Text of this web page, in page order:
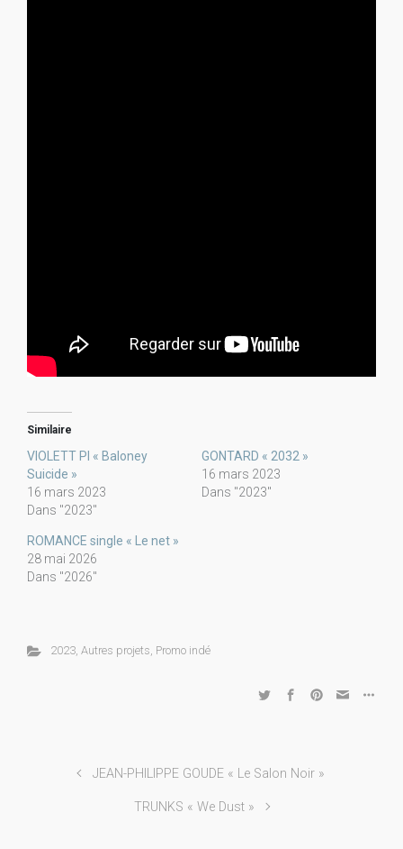
Similaire
VIOLETT PI « Baloney
Suicide »
16 mars 2023
Dans "2023"
GONTARD « 2032 »
16 mars 2023
Dans "2023"
ROMANCE single « Le net »
28 mai 2026
Dans "2026"
2023, Autres projets, Promo indé
JEAN-PHILIPPE GOUDE « Le Salon Noir »
TRUNKS « We Dust »